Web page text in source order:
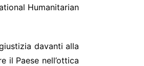
Humanitarian
davanti alla
il Paese nell’ottica